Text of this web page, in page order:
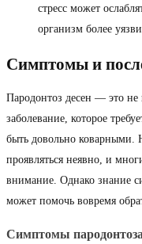
стресс может
организм более
Симптомы и
Пародонтоз десен — это не
заболевание, которое
быть довольно коварными.
проявляться неявно, и
внимание. Однако знание
может помочь вовремя
Симптомы